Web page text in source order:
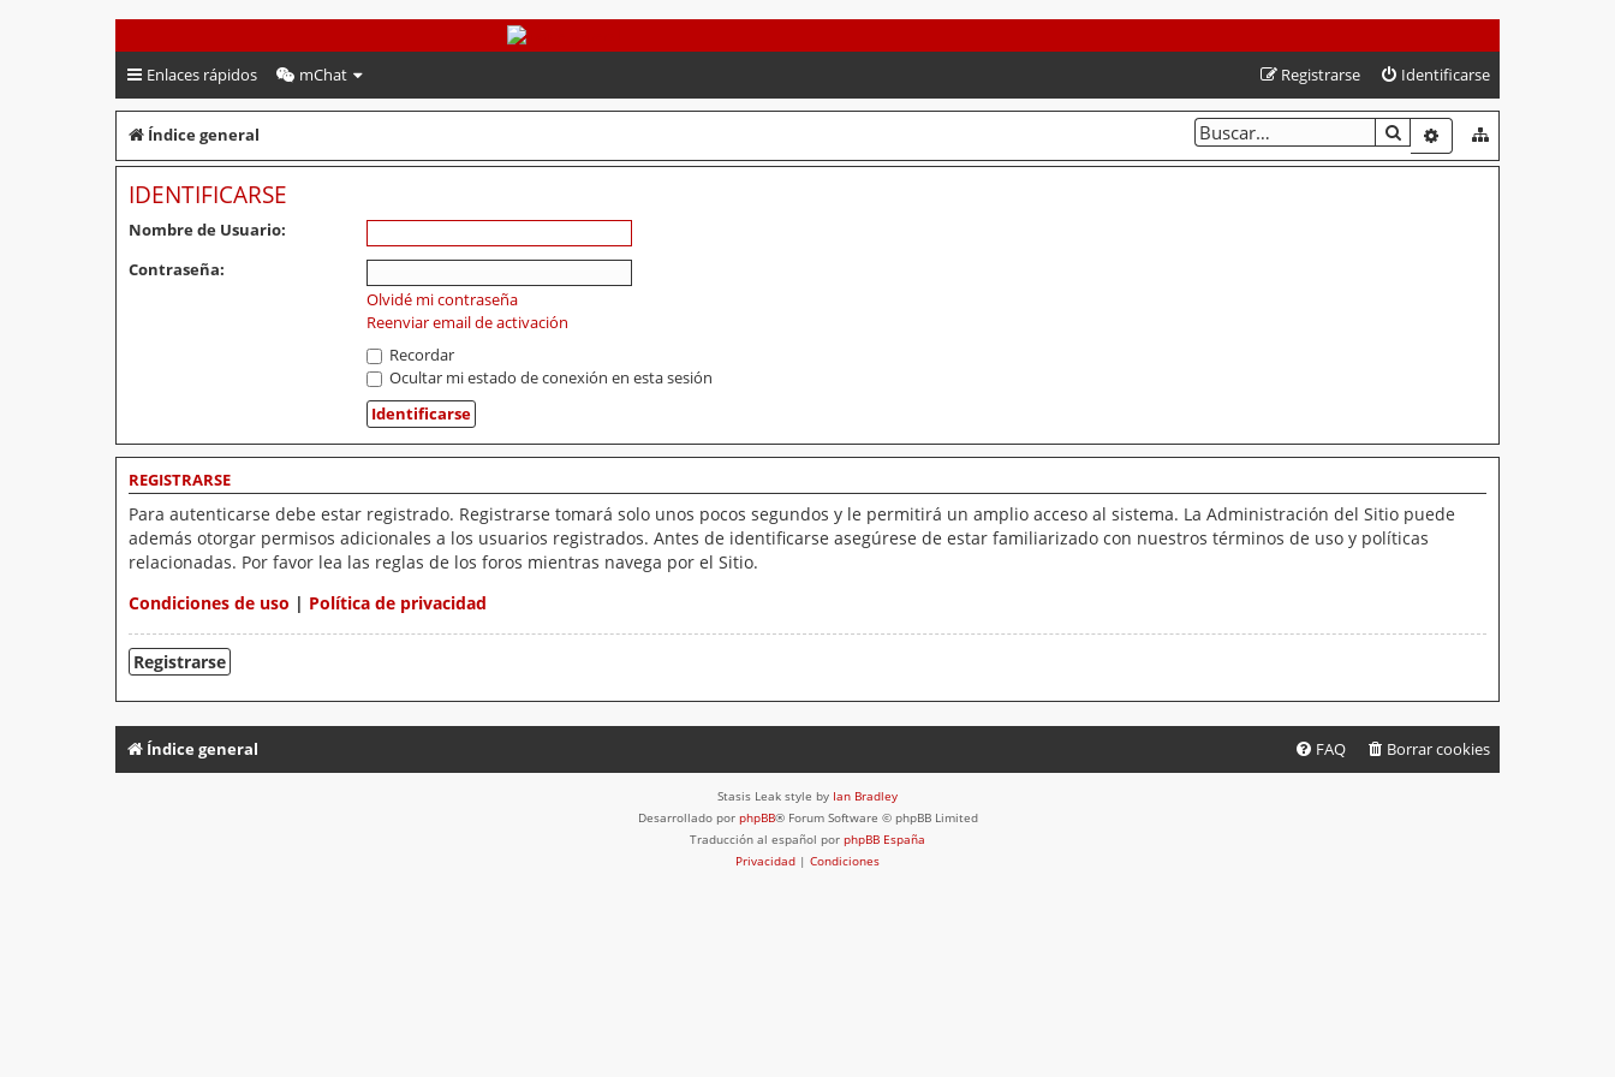
PeruVoley.com
Enlaces rápidos mChat Identificarse
Registrarse
Índice general BUSCARBÚSQUEDA
IDENTIFICARSE
Nombre de Usuario:
Contraseña:
Olvidé mi contraseña
Reenviar email de activación
Recordar
Ocultar mi estado de conexión en esta sesión
REGISTRARSE
Para autenticarse debe estar registrado. Registrarse tomará solo unos pocos segundos y le permitirá un amplio acceso al sistema. La Administración del Sitio puede
además otorgar permisos adicionales a los usuarios registrados. Antes de identificarse asegúrese de estar familiarizado con nuestros términos de uso y políticas
relacionadas. Por favor lea las reglas de los foros mientras navega por el Sitio.
Condiciones de uso | Política de privacidad
Registrarse
Índice general Borrar cookies
FAQ
Stasis Leak style by Ian Bradley
Desarrollado por phpBB® Forum Software © phpBB Limited
Traducción al español por phpBB España
Privacidad | Condiciones